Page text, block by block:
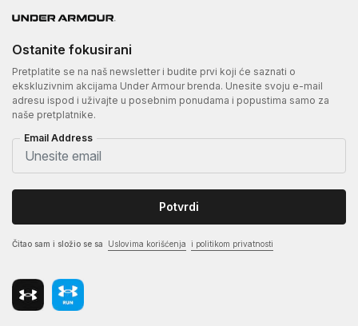
Ostanite fokusirani
Pretplatite se na naš newsletter i budite prvi koji će saznati o
ekskluzivnim akcijama Under Armour brenda. Unesite svoju e-mail
adresu ispod i uživajte u posebnim ponudama i popustima samo za
naše pretplatnike.
Email Address
Potvrdi
Čitao sam i složio se sa Uslovima korišćenja i politikom privatnosti